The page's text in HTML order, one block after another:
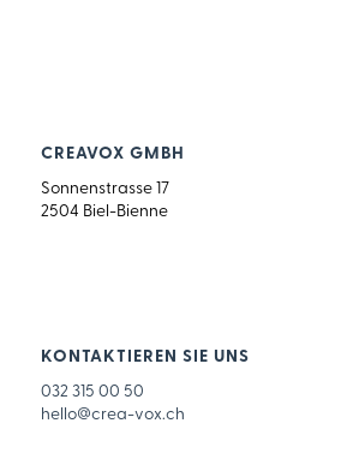
CREAVOX GMBH
Sonnenstrasse 17
2504 Biel-Bienne
KONTAKTIEREN SIE UNS
032 315 00 50
hello@crea-vox.ch